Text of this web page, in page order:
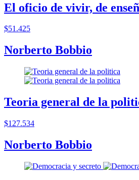
El oficio de vivir, de
$51.425
Norberto Bobbio
Teoria general de la
$127.534
Norberto Bobbio